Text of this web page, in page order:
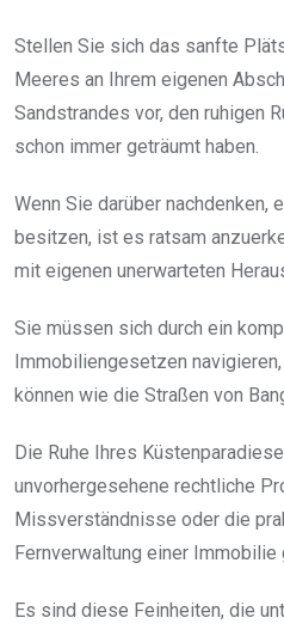
Stellen Sie sich das sanfte
Meeres an Ihrem eigenen
Sandstrandes vor, den ruhigen
schon immer geträumt haben.
Wenn Sie darüber nachdenken,
besitzen, ist es ratsam
mit eigenen unerwarteten
Sie müssen sich durch ein
Immobiliengesetzen
können wie die Straßen von
Die Ruhe Ihres
unvorhergesehene rechtliche
Missverständnisse oder die
Fernverwaltung einer Immobilie
Es sind diese Feinheiten, die